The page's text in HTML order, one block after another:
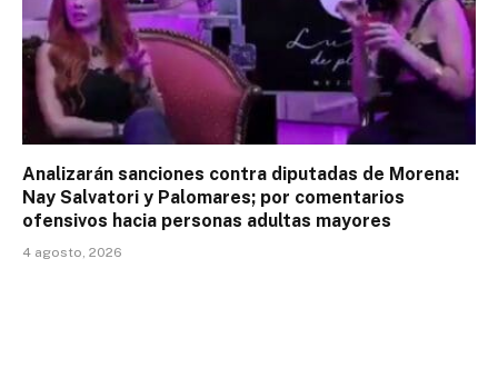
Analizarán sanciones contra diputadas de Morena:
Nay Salvatori y Palomares; por comentarios
ofensivos hacia personas adultas mayores
4 agosto, 2026